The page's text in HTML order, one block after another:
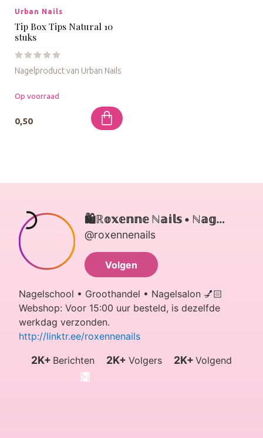
Urban Nails
Tip Box Tips Natural 10
stuks
Nagelproduct van Urban Nails
Op voorraad
0,50